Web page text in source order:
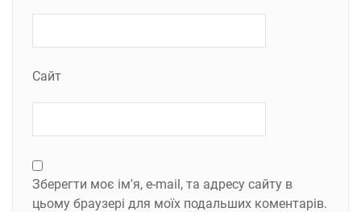
Сайт
Зберегти моє ім'я, e-mail, та адресу сайту в
цьому браузері для моїх подальших коментарів.